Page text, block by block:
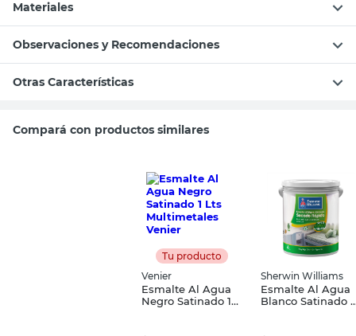
Este esmalte se destaca por su versatilidad y facilidad de
uso. Su fórmula al agua te permite aplicarlo con pincel,
rodillo o soplete, adaptándose a tus necesidades. Es
perfecto para renovar puertas, marcos de ventanas, rejas
proyectos de pintura y hacé tu compra ahora con retiro
Características Destacadas